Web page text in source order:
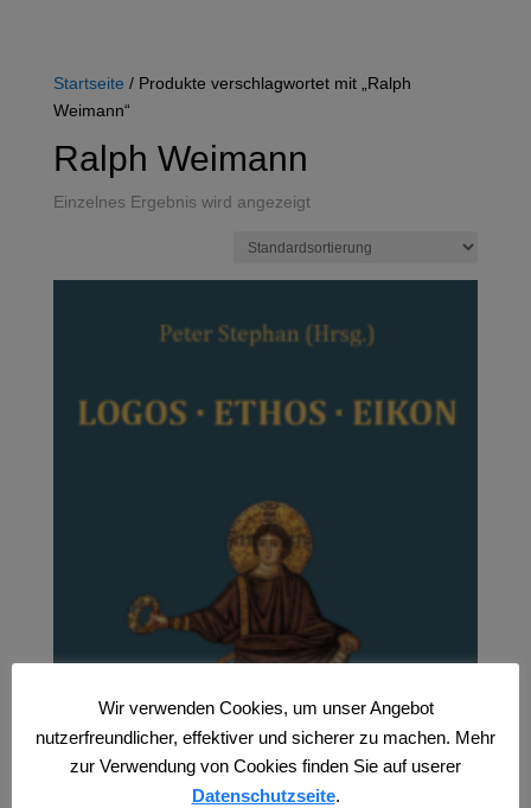
Startseite / Produkte verschlagwortet mit „Ralph
Weimann“
Ralph Weimann
Einzelnes Ergebnis wird angezeigt
Wir verwenden Cookies, um unser Angebot
nutzerfreundlicher, effektiver und sicherer zu machen. Mehr
zur Verwendung von Cookies finden Sie auf userer
Datenschutzseite.